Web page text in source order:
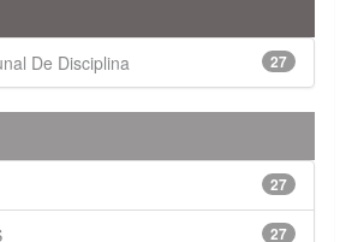
27
De Disciplina
27
27